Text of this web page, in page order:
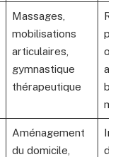
Massages,
mobilisations
articulaires,
gymnastique
thérapeutique
Aménagement
du domicile,